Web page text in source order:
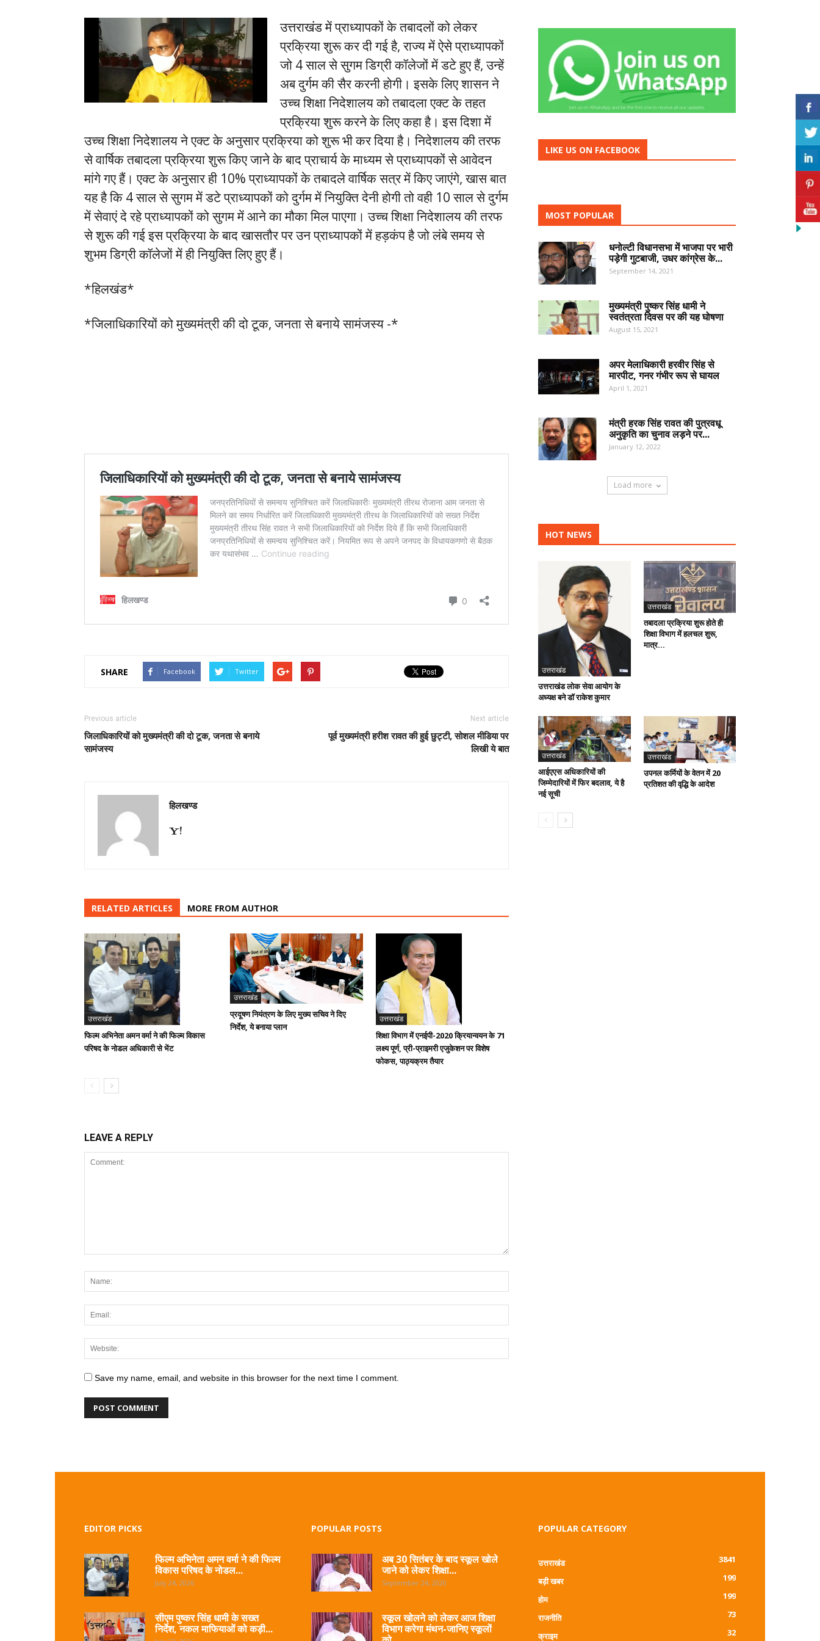
उत्तराखंड में प्राध्यापकों के तबादलों को लेकर
प्रक्रिया शुरू कर दी गई है, राज्य में ऐसे प्राध्यापकों
जो 4 साल से सुगम डिग्री कॉलेजों में डटे हुए हैं, उन्हें
अब दुर्गम की सैर करनी होगी। इसके लिए शासन ने
उच्च शिक्षा निदेशालय को तबादला एक्ट के तहत
प्रक्रिया शुरू करने के लिए कहा है। इस दिशा में
उच्च शिक्षा निदेशालय ने एक्ट के अनुसार प्रक्रिया को शुरू भी कर दिया है। निदेशालय की तरफ
से वार्षिक तबादला प्रक्रिया शुरू किए जाने के बाद प्राचार्य के माध्यम से प्राध्यापकों से आवेदन
मांगे गए हैं। एक्ट के अनुसार ही 10% प्राध्यापकों के तबादले वार्षिक सत्र में किए जाएंगे, खास बात
यह है कि 4 साल से सुगम में डटे प्राध्यापकों को दुर्गम में नियुक्ति देनी होगी तो वही 10 साल से दुर्गम
में सेवाएं दे रहे प्राध्यापकों को सुगम में आने का मौका मिल पाएगा। उच्च शिक्षा निदेशालय की तरफ
से शुरू की गई इस प्रक्रिया के बाद खासतौर पर उन प्राध्यापकों में हड़कंप है जो लंबे समय से
शुभम डिग्री कॉलेजों में ही नियुक्ति लिए हुए हैं।
*हिलखंड*
*जिलाधिकारियों को मुख्यमंत्री की दो टूक, जनता से बनाये सामंजस्य -*
SHARE Facebook Twitter
Previous article
जिलाधिकारियों को मुख्यमंत्री की दो टूक, जनता से बनाये
सामंजस्य
Next article
पूर्व मुख्यमंत्री हरीश रावत की हुई छुट्टी, सोशल मीडिया पर
लिखी ये बात
हिलखण्ड
RELATED ARTICLES MORE FROM AUTHOR
उत्तराखंड
फिल्म अभिनेता अमन वर्मा ने की फिल्म विकास
परिषद के नोडल अधिकारी से भेंट
उत्तराखंड
प्रदूषण नियंत्रण के लिए मुख्य सचिव ने दिए
निर्देश, ये बनाया प्लान
उत्तराखंड
शिक्षा विभाग में एनईपी-2020 क्रियान्वयन के 71
लक्ष्य पूर्ण, प्री-प्राइमरी एजुकेशन पर विशेष
फोकस, पाठ्यक्रम तैयार
LEAVE A REPLY
Save my name, email, and website in this browser for the next time I comment.
LIKE US ON FACEBOOK
MOST POPULAR
धनोल्टी विधानसभा में भाजपा पर भारी
पड़ेगी गुटबाजी, उधर कांग्रेस के...
September 14, 2021
मुख्यमंत्री पुष्कर सिंह धामी ने
स्वतंत्रता दिवस पर की यह घोषणा
August 15, 2021
अपर मेलाधिकारी हरवीर सिंह से
मारपीट, गनर गंभीर रूप से घायल
April 1, 2021
मंत्री हरक सिंह रावत की पुत्रवधू
अनुकृति का चुनाव लड़ने पर...
January 12, 2022
Load more
HOT NEWS
उत्तराखंड
उत्तराखंड लोक सेवा आयोग के
अध्यक्ष बने डॉ राकेश कुमार
उत्तराखंड
तबादला प्रक्रिया शुरू होते ही
शिक्षा विभाग में हलचल शुरू,
मात्र...
उत्तराखंड
आईएएस अधिकारियों की
जिम्मेदारियों में फिर बदलाव, ये है
नई सूची
उत्तराखंड
उपनल कर्मियों के वेतन में 20
प्रतिशत की वृद्धि के आदेश
EDITOR PICKS
फिल्म अभिनेता अमन वर्मा ने की फिल्म
विकास परिषद के नोडल...
July 24, 2026
सीएम पुष्कर सिंह धामी के सख्त
निर्देश, नकल माफियाओं को कड़ी...
POPULAR POSTS
अब 30 सितंबर के बाद स्कूल खोले
जाने को लेकर शिक्षा...
September 24, 2020
स्कूल खोलने को लेकर आज शिक्षा
विभाग करेगा मंथन-जानिए स्कूलों
POPULAR CATEGORY
उत्तराखंड
3841
बड़ी खबर
199
होम
199
राजनीति
73
क्राइम
32